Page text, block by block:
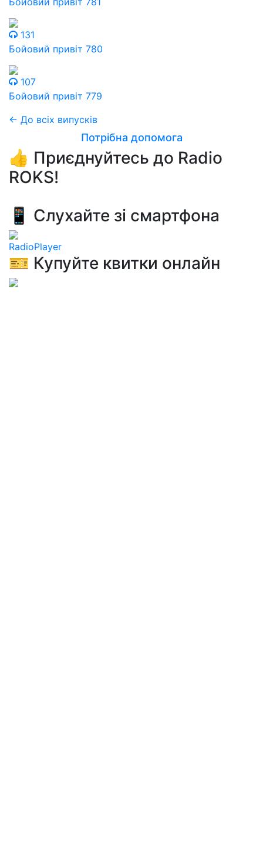
131
Бойовий привіт 780
107
Бойовий привіт 779
← До всіх випусків
Потрібна допомога
👍 Приєднуйтесь до Radio
ROKS!
📱 Слухайте зі смартфона
RadioPlayer
🎫 Купуйте квитки онлайн